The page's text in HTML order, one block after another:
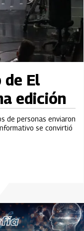
de personas enviaron
se convirtió
de El
edición